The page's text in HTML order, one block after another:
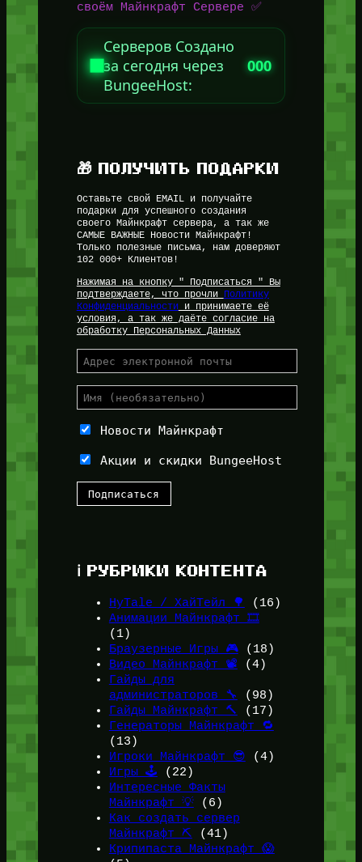
своём Майнкрафт Сервере ✅
Серверов Создано
за сегодня через
BungeeHost:
000
🎁 ПОЛУЧИТЬ ПОДАРКИ
Оставьте свой EMAIL и получайте
подарки для успешного создания
своего Майнкрафт сервера, а так же
САМЫЕ ВАЖНЫЕ Новости Майнкрафт!
Только полезные письма, нам доверяют
102 000+ Клиентов!
Нажимая на кнопку " Подписаться " Вы
подтверждаете, что прочли
Политику
Конфиденциальностии принимаете её
условия, а так же даёте согласие на
обработку Персональных Данных
Новости Майнкрафт
Акции и скидки BungeeHost
ℹ️ РУБРИКИ КОНТЕНТА
HyTale / ХайТейл 🌳
(16)
Анимации Майнкрафт 🎞️
(1)
Браузерные Игры 🎮(18)
Видео Майнкрафт 📽️ (4)
Гайды для
администраторов 🔧
(98)
Гайды Майнкрафт 🔨
(17)
Генераторы Майнкрафт 🔁
(13)
Игроки Майнкрафт 😎 (4)
Игры 🕹️ (22)
Интересные Факты
Майнкрафт 💡(6)
Как создать сервер
Майнкрафт ⛏️ (41)
Крипипаста Майнкрафт 😱